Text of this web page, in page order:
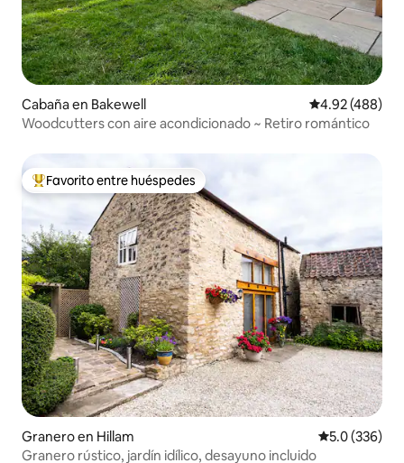
Cabaña en Bakewell Calificación
4.92 (488)
Woodcutters con aire acondicionado ~ Retiro romántico
Favorito entre huéspedes preferido
Favorito entre huéspedes
Granero en Hillam Calificación
5.0 (336)
Granero rústico, jardín idílico, desayuno incluido